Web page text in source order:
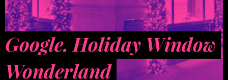
Google. Holiday Window
Wonderland